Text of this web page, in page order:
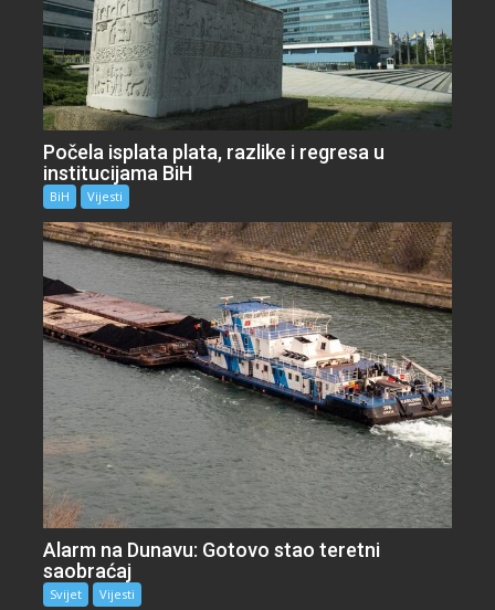
Počela isplata plata, razlike i regresa u
institucijama BiH
BiH Vijesti
Alarm na Dunavu: Gotovo stao teretni
saobraćaj
Svijet Vijesti